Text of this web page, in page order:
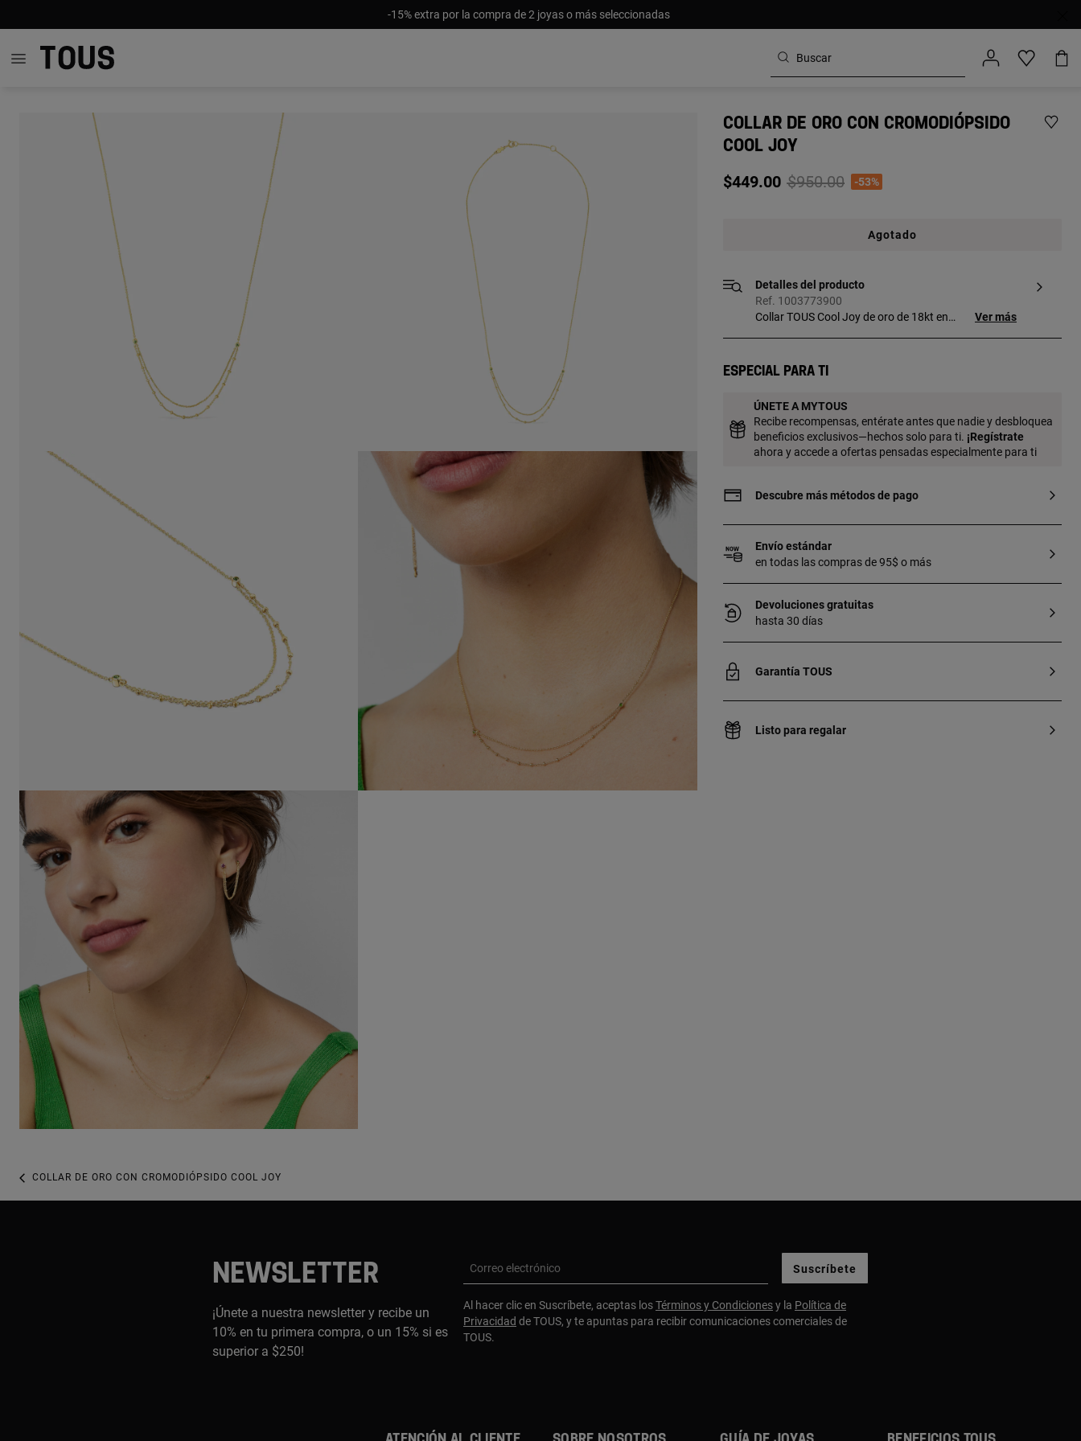
-15% extra por la compra de 2 joyas o más seleccionadas
COLLAR DE ORO CON CROMODIÓPSIDO
COOL JOY
$449.00 Price reduced from
$950.00to-53%
Agotado
Detalles del producto
Ref. 1003773900
Collar TOUS Cool Joy de oro de 18kt en
cromodiópsido de 1,5 mm. Cierre reasa.
Ver más
Especial para ti
ÚNETE A MYTOUS
Recibe recompensas, entérate antes que nadie y desbloquea
beneficios exclusivos—hechos solo para ti. ¡Regístrate
ahora y accede a ofertas pensadas especialmente para ti
Descubre más métodos de pago
Envío estándar
en todas las compras de 95$ o más
Devoluciones gratuitas
hasta 30 días
Garantía TOUS
Listo para regalar
COLLAR DE ORO CON CROMODIÓPSIDO COOL JOY
NEWSLETTER
¡Únete a nuestra newsletter y recibe un
10% en tu primera compra, o un 15% si es
superior a $250!
Correo electrónico Suscríbete
Al hacer clic en Suscríbete, aceptas losTérminos y Condicionesy la Política de
Privacidad de TOUS, y te apuntas para recibir comunicaciones comerciales de
TOUS.